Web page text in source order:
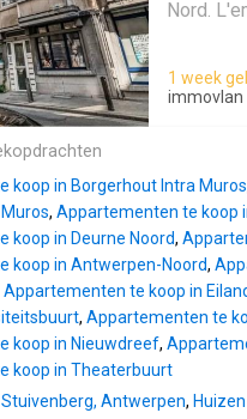
privée
latéraux
Nord.
urbain
bénéficie
agréable
liaison
l’arrière
idéales
1 week
immovlan
koop in Borgerhout Intra Muros
, Appartementen te koop
koop in Deurne Noord,
koop in Antwerpen-Noord,
Appartementen te koop in
, Appartementen te
koop in Nieuwdreef,
koop in Theaterbuurt
Antwerpen,